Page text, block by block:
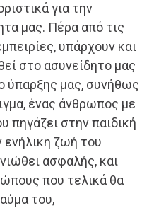
για την
μας. Πέρα από τις
υπάρχουν και
στο ασυνείδητο μας
ύπαρξης μας, συνήθως
ένας άνθρωπος με
πηγάζει στην παιδική
ενήλικη ζωή του
ασφαλής, και
που τελικά θα
του,